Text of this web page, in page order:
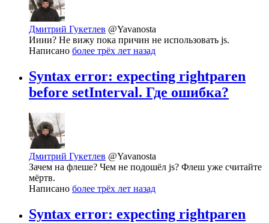
Дмитрий Гукетлев @Yavanosta
Ииии? Не вижу пока причин не использовать js.
Написано более трёх лет назад
Syntax error: expecting rightparen
before setInterval. Где ошибка?
Дмитрий Гукетлев @Yavanosta
Зачем на флеше? Чем не подошёл js? Флеш уже считайте
мёртв.
Написано более трёх лет назад
Syntax error: expecting rightparen